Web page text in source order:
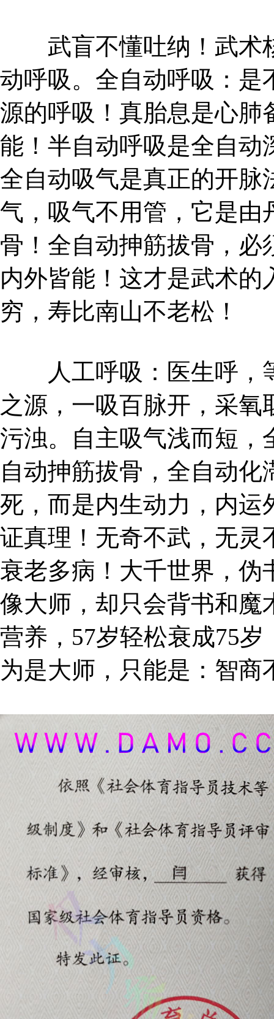
武盲不懂吐纳！武术
动呼吸。全自动呼吸：是
源的呼吸！真胎息是心肺
能！半自动呼吸是全自动
全自动吸气是真正的开脉
气，吸气不用管，它是由
骨！全自动抻筋拔骨，必
内外皆能！这才是武术
穷，寿比南山不老松！
人工呼吸：医生呼，
之源，一吸百脉开，采
污浊。自主吸气浅而短，
自动抻筋拔骨，全自动
死，而是内生动力，内运
证真理！无奇不武，无灵
衰老多病！大千世界，伪
像大师，却只会背书和魔
营养，57岁轻松衰成75
为是大师，只能是：智